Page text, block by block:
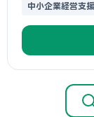
中小企業経営支援